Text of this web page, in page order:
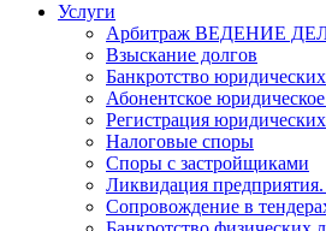
Услуги
Арбитраж ВЕДЕНИЕ
Взыскание долгов
Банкротство
Абонентское
Регистрация
Налоговые споры
Споры с застройщиками
Ликвидация
Сопровождение в